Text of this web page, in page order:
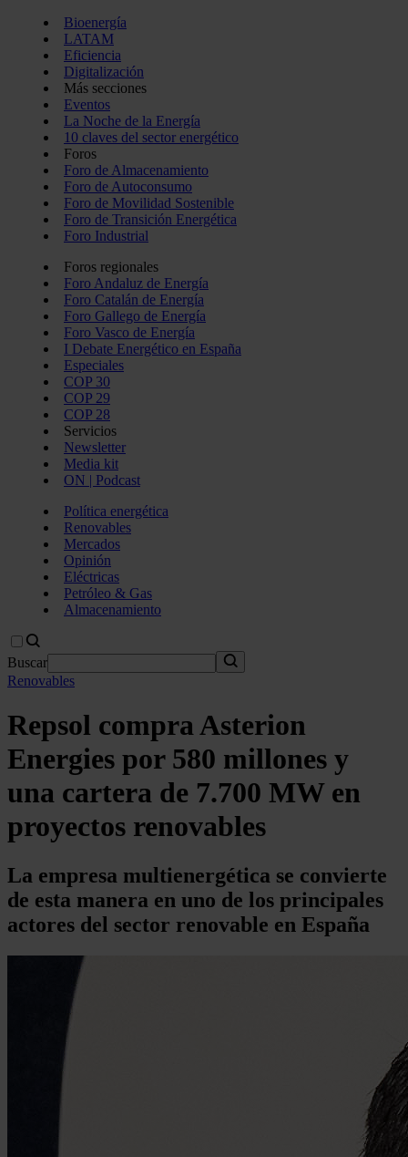
Bioenergía
LATAM
Eficiencia
Digitalización
Más secciones
Eventos
La Noche de la Energía
10 claves del sector energético
Foros
Foro de Almacenamiento
Foro de Autoconsumo
Foro de Movilidad Sostenible
Foro de Transición Energética
Foro Industrial
Foros regionales
Foro Andaluz de Energía
Foro Catalán de Energía
Foro Gallego de Energía
Foro Vasco de Energía
I Debate Energético en España
Especiales
COP 30
COP 29
COP 28
Servicios
Newsletter
Media kit
ON | Podcast
Política energética
Renovables
Mercados
Opinión
Eléctricas
Petróleo & Gas
Almacenamiento
Buscar
Renovables
Repsol compra Asterion
Energies por 580 millones y
una cartera de 7.700 MW en
proyectos renovables
La empresa multienergética se convierte
de esta manera en uno de los principales
actores del sector renovable en España